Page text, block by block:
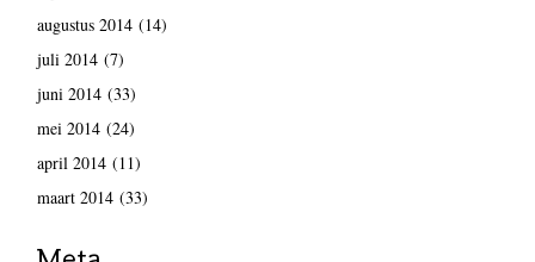
augustus 2014(14)
juli 2014(7)
juni 2014(33)
mei 2014(24)
april 2014(11)
maart 2014(33)